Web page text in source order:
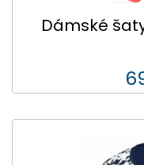
Dámské